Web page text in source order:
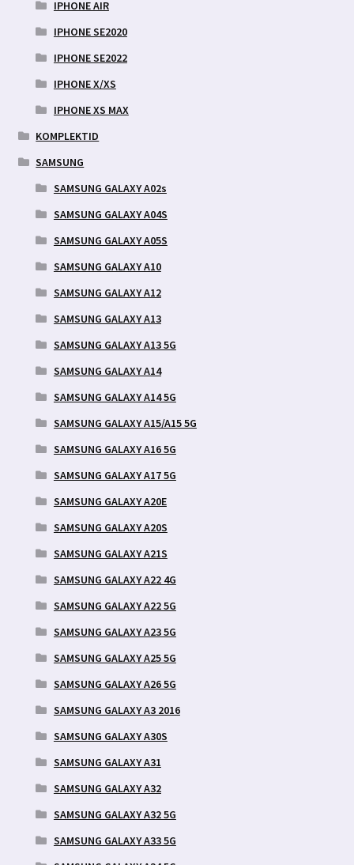
IPHONE AIR
IPHONE SE2020
IPHONE SE2022
IPHONE X/XS
IPHONE XS MAX
KOMPLEKTID
SAMSUNG
SAMSUNG GALAXY A02s
SAMSUNG GALAXY A04S
SAMSUNG GALAXY A05S
SAMSUNG GALAXY A10
SAMSUNG GALAXY A12
SAMSUNG GALAXY A13
SAMSUNG GALAXY A13 5G
SAMSUNG GALAXY A14
SAMSUNG GALAXY A14 5G
SAMSUNG GALAXY A15/A15 5G
SAMSUNG GALAXY A16 5G
SAMSUNG GALAXY A17 5G
SAMSUNG GALAXY A20E
SAMSUNG GALAXY A20S
SAMSUNG GALAXY A21S
SAMSUNG GALAXY A22 4G
SAMSUNG GALAXY A22 5G
SAMSUNG GALAXY A23 5G
SAMSUNG GALAXY A25 5G
SAMSUNG GALAXY A26 5G
SAMSUNG GALAXY A3 2016
SAMSUNG GALAXY A30S
SAMSUNG GALAXY A31
SAMSUNG GALAXY A32
SAMSUNG GALAXY A32 5G
SAMSUNG GALAXY A33 5G